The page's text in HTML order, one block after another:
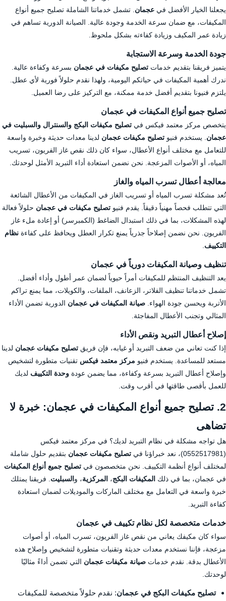
يجعلنا الخيار الأفضل في عجمان . تشمل خدماتنا الشاملة تصليح جميع أنواع
المكيفات، مع ضمان سرعة الخدمة وجودة عالية. الصيانة الدورية تساهم في
زيادة عمر المكيف وزيادة كفاءته بشكل ملحوظ.
جودة الخدمة وسرعة الاستجابة
يتميز فريقنا بتقديم خدمات تصليح مكيفات في عجمان بسرعة وكفاءة عالية.
ندرك أهمية المكيفات في حياتكم اليومية، ولهذا نقدم حلولاً فورية لأي عطل.
يلتزم فنيونا بتقديم أفضل خدمة ممكنة، مع التركيز على رضا العميل.
تصليح جميع أنواع المكيفات في عجمان
يتخصص مركز معتمد فيكس في تصليح مكيفات البكج والسنترال والسبليت في
عجمان . يستخدم فنيو تصليح مكيفات عجمان لدينا معدات حديثة وخبرة واسعة
للتعامل مع مختلف أنواع الأعطال، سواء كان ذلك نقص غاز الفريون، تسريب
المياه، أو الأصوات المزعجة. نحن نضمن استعادة أداء التبريد الأمثل لوحدتك.
معالجة أعطال تسرب المياه والغاز
تُعد مشكلة تسرب المياه أو تسريب الغاز في المكيفات من الأعطال الشائعة
التي تتطلب فحصاً مهنياً دقيقاً. يقدم فنيو تصليح مكيفات في عجمان حلولاً فعالة
لهذه المشكلات، بما في ذلك استبدال الضاغط (الكمبرسر) أو إعادة ملء غاز
الفريون. نحن نضمن إصلاحاً جذرياً يمنع تكرار العطل ويحافظ على كفاءة نظام
التكييف
تنظيف وصيانة المكيفات دورياً في عجمان
يعد التنظيف المنتظم للمكيفات أمراً حيوياً لضمان عمر أطول وأداء أفضل.
تشمل خدماتنا تنظيف الفلاتر، الزعانف، الملفات، والكويلات، مما يمنع تراكم
الأتربة ويحسن جودة الهواء. صيانة المكيفات في عجمان الدورية تضمن الأداء
المثالي وتجنب الأعطال المفاجئة.
إصلاح أعطال التبريد ونقص الأداء
إذا كنت تعاني من ضعف التبريد أو غيابه، فإن فريق تصليح مكيفات عجمان لدينا
مستعد للمساعدة. يستخدم فنيو مركز معتمد فيكس تقنيات متطورة لتشخيص
وإصلاح أعطال التبريد بسرعة وكفاءة، مما يضمن عودة وحدة التكييف لديك
للعمل بأقصى طاقتها في أقرب وقت.
2. تصليح جميع أنواع المكيفات في عجمان: خبرة لا
تضاهى
هل تواجه مشكلة في نظام التبريد لديك؟ في مركز معتمد فيكس
(0552517981)، نعد خبراؤنا في
تصليح مكيفات عجمان بتقديم حلول شاملة
لمختلف أنواع أنظمة التكييف. نحن متخصصون في تصليح جميع أنواع المكيفات
في عجمان، بما في ذلك المكيفات البكج، المركزية، و السبليت . فريقنا يمتلك
خبرة واسعة في التعامل مع مختلف الماركات والموديلات لضمان استعادة
كفاءة التبريد.
خدمات متخصصة لكل نظام تكييف في عجمان
سواء كان مكيفك يعاني من نقص غاز الفريون، تسرب المياه، أو أصوات
مزعجة، فإننا نستخدم معدات حديثة وتقنيات متطورة لتشخيص وإصلاح هذه
الأعطال بدقة. نقدم خدمات صيانة مكيفات عجمان التي تضمن أداءً مثاليًا
لوحدتك.
تصليح مكيفات البكج في عجمان: نقدم حلولاً متخصصة للمكيفات